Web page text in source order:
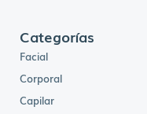
Categorías
Facial
Corporal
Capilar